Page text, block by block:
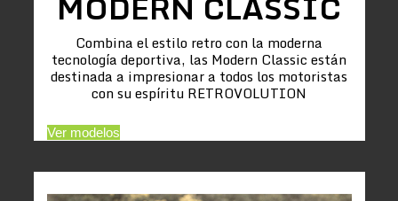
Combina el estilo retro con la moderna
tecnología deportiva, las Modern Classic están
destinada a impresionar a todos los motoristas
con su espíritu RETROVOLUTION
Ver modelos